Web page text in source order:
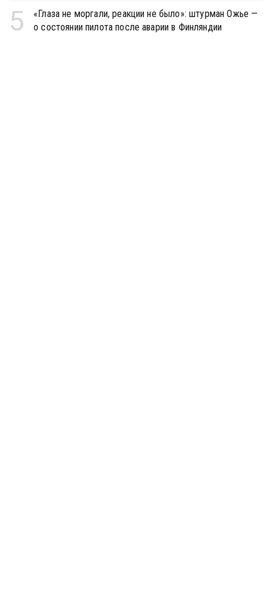
5
«Глаза не моргали, реакции не было»: штурман Ожье —
о состоянии пилота после аварии в Финляндии